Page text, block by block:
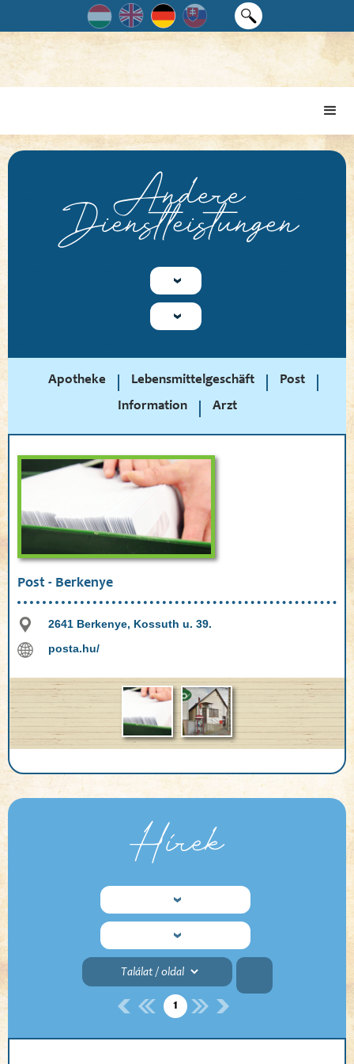
Andere
Dienstleistungen
Apotheke Lebensmittelgeschäft
Post
Information
Arzt
Post - Berkenye
2641 Berkenye, Kossuth u. 39.
posta.hu/
Hírek
1